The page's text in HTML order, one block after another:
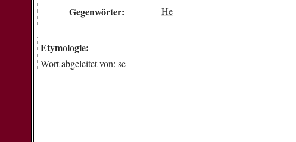
Gegenwörter: He
Etymologie:
Wort abgeleitet von: se